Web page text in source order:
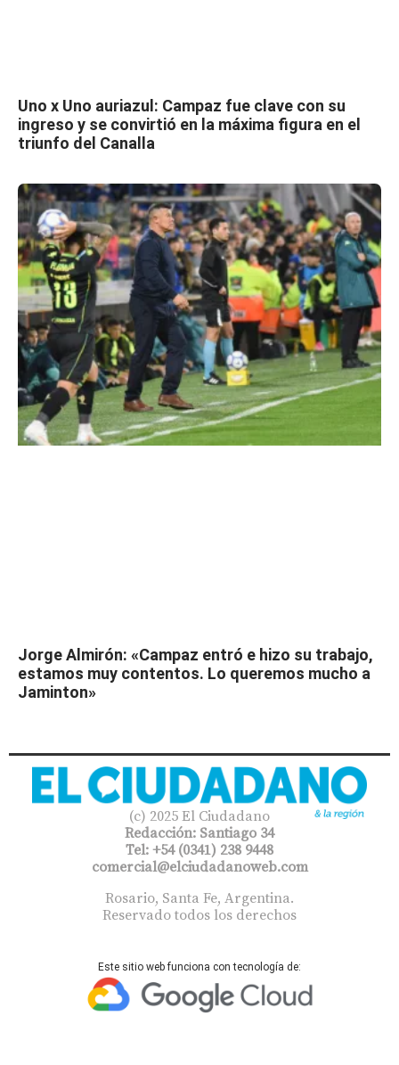
Uno x Uno auriazul: Campaz fue clave con su
ingreso y se convirtió en la máxima figura en el
triunfo del Canalla
Jorge Almirón: «Campaz entró e hizo su trabajo,
estamos muy contentos. Lo queremos mucho a
Jaminton»
(c) 2025 El Ciudadano
Redacción: Santiago 34
Tel: +54 (0341) 238 9448
comercial@elciudadanoweb.com​
Rosario, Santa Fe, Argentina.
Reservado todos los derechos
Este sitio web funciona con tecnología de: